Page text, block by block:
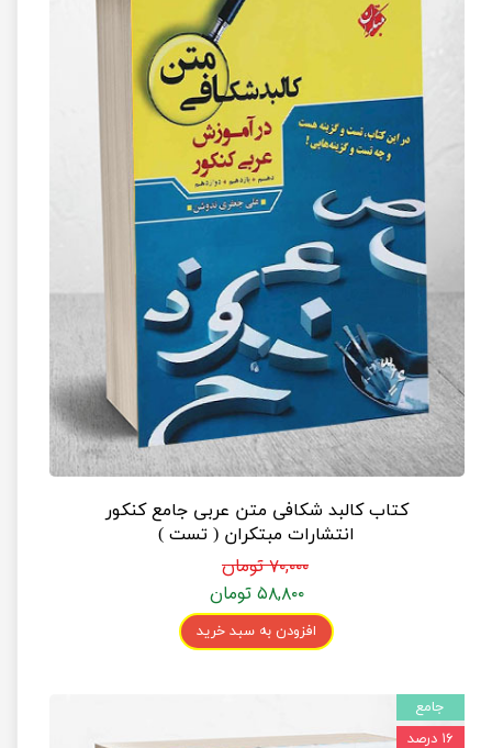
کتاب کالبد شکافی متن عربی جامع کنکور
انتشارات مبتکران ( تست )
۷۰,۰۰۰ تومان
۵۸,۸۰۰ تومان
افزودن به سبد خرید
جامع
۱۶ درصد